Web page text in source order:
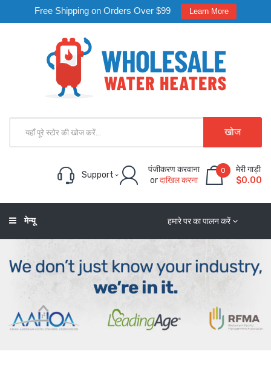
Free Shipping on Orders Over $99 Learn More
खोज
Support
पंजीकरण करवाना
orदाखिल करना
0
मेरी गाड़ी
$0.00
हमारे पर का पालन करें
मेन्यू